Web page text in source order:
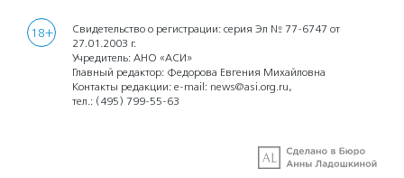
18+
Свидетельство о регистрации: серия Эл № 77-6747 от
27.01.2003 г.
Учредитель: АНО «АСИ»
Главный редактор: Федорова Евгения Михайловна
Контакты редакции: e-mail: news@asi.org.ru,
тел.: (495) 799-55-63